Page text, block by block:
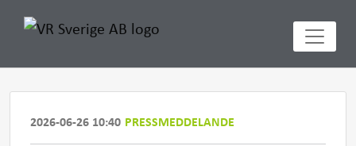
2026-06-26 10:40 PRESSMEDDELANDE